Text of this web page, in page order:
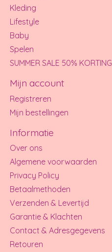
Kleding
Lifestyle
Baby
Spelen
SUMMER SALE 50% KORTING
Mijn account
Registreren
Mijn bestellingen
Informatie
Over ons
Algemene voorwaarden
Privacy Policy
Betaalmethoden
Verzenden & Levertijd
Garantie & Klachten
Contact & Adresgegevens
Retouren